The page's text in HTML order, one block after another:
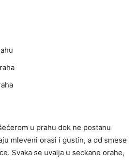
u prahu dok ne postanu
mleveni orasi i gustin, a od smese
Svaka se uvalja u seckane orahe,